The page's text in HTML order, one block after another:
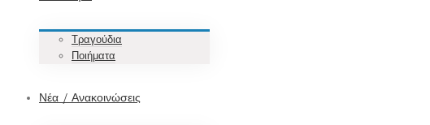
Τραγούδια
Ποιήματα
Νέα / Ανακοινώσεις